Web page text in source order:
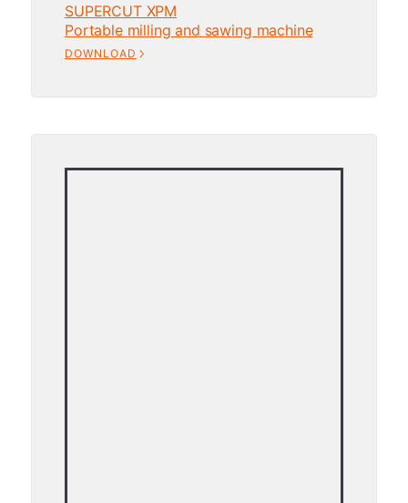
SUPERCUT XPM
Portable milling and sawing machine
DOWNLOAD